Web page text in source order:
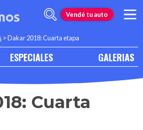
Vendé tu auto
>Dakar 2018: Cuarta etapa
ESPECIALES GALERIAS
Cuarta